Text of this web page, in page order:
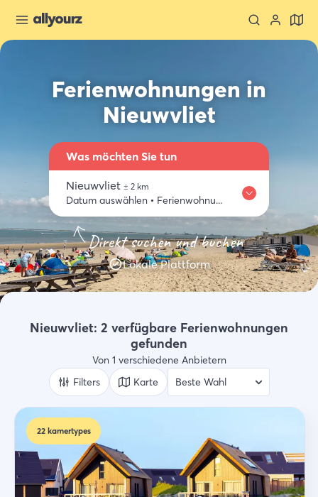
Ferienwohnungen in
Nieuwvliet
Was möchten Sie tun
Nieuwvliet ± 2 km
Datum auswählen • Ferienwohnungen
Essen trinken
Aktivitäten
Einkaufen
Zeeland entdecken
Wo
Nieuwvliet
Wann
Datum auswählen
Ferienwohnungen
Wer
2 Gäste
Direkt suchen und buchen
Lokale Plattform
Nieuwvliet: 2 verfügbare Ferienwohnungen
gefunden
Von 1 verschiedene Anbietern
Filters
Karte
22 kamertypes